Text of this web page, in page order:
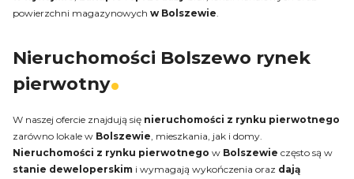
powierzchni magazynowych w Bolszewie
Nieruchomości Bolszewo rynek
pierwotny
W naszej ofercie znajdują się nieruchomości z rynku pierwotnego
zarówno lokale w Bolszewie, mieszkania, jak i domy.
Nieruchomości z rynku pierwotnego w Bolszewie często są w
stanie deweloperskim i wymagają wykończenia oraz dają